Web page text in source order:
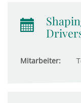
Mitarbeiter: